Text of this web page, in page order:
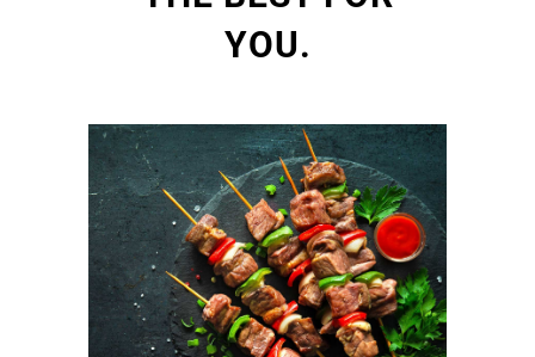
YOU.